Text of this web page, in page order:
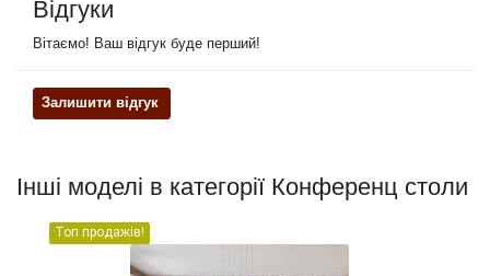
Відгуки
Вітаємо! Ваш відгук буде перший!
Залишити відгук
Інші моделі в категорії Конференц столи
Топ продажів!